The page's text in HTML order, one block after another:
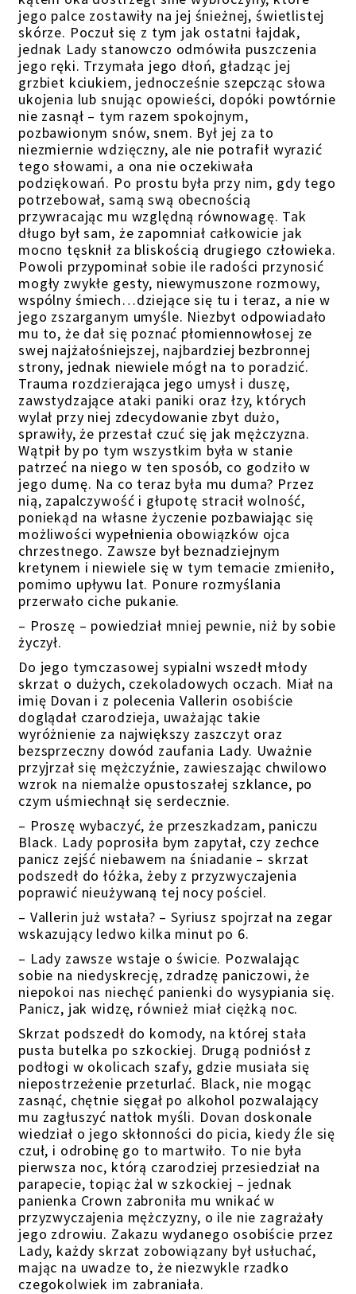
jego palce zostawiły na jej śnieżnej, świetlistej
skórze. Poczuł się z tym jak ostatni łajdak,
jednak Lady stanowczo odmówiła puszczenia
jego ręki. Trzymała jego dłoń, gładząc jej
grzbiet kciukiem, jednocześnie szepcząc słowa
ukojenia lub snując opowieści, dopóki powtórnie
nie zasnął – tym razem spokojnym,
pozbawionym snów, snem. Był jej za to
niezmiernie wdzięczny, ale nie potrafił wyrazić
tego słowami, a ona nie oczekiwała
podziękowań. Po prostu była przy nim, gdy tego
potrzebował, samą swą obecnością
przywracając mu względną równowagę. Tak
długo był sam, że zapomniał całkowicie jak
mocno tęsknił za bliskością drugiego człowieka.
Powoli przypominał sobie ile radości przynosić
mogły zwykłe gesty, niewymuszone rozmowy,
wspólny śmiech…dziejące się tu i teraz, a nie w
jego zszarganym umyśle. Niezbyt odpowiadało
mu to, że dał się poznać płomiennowłosej ze
swej najżałośniejszej, najbardziej bezbronnej
strony, jednak niewiele mógł na to poradzić.
Trauma rozdzierająca jego umysł i duszę,
zawstydzające ataki paniki oraz łzy, których
wylał przy niej zdecydowanie zbyt dużo,
sprawiły, że przestał czuć się jak mężczyzna.
Wątpił by po tym wszystkim była w stanie
patrzeć na niego w ten sposób, co godziło w
jego dumę. Na co teraz była mu duma? Przez
nią, zapalczywość i głupotę stracił wolność,
poniekąd na własne życzenie pozbawiając się
możliwości wypełnienia obowiązków ojca
chrzestnego. Zawsze był beznadziejnym
kretynem i niewiele się w tym temacie zmieniło,
pomimo upływu lat. Ponure rozmyślania
przerwało ciche pukanie.
– Proszę – powiedział mniej pewnie, niż by sobie
życzył.
Do jego tymczasowej sypialni wszedł młody
skrzat o dużych, czekoladowych oczach. Miał na
imię Dovan i z polecenia Vallerin osobiście
doglądał czarodzieja, uważając takie
wyróżnienie za największy zaszczyt oraz
bezsprzeczny dowód zaufania Lady. Uważnie
przyjrzał się mężczyźnie, zawieszając chwilowo
wzrok na niemalże opustoszałej szklance, po
czym uśmiechnął się serdecznie.
– Proszę wybaczyć, że przeszkadzam, paniczu
Black. Lady poprosiła bym zapytał, czy zechce
panicz zejść niebawem na śniadanie – skrzat
podszedł do łóżka, żeby z przyzwyczajenia
poprawić nieużywaną tej nocy pościel.
– Vallerin już wstała? – Syriusz spojrzał na zegar
wskazujący ledwo kilka minut po 6.
– Lady zawsze wstaje o świcie. Pozwalając
sobie na niedyskrecję, zdradzę paniczowi, że
niepokoi nas niechęć panienki do wysypiania się.
Panicz, jak widzę, również miał ciężką noc.
Skrzat podszedł do komody, na której stała
pusta butelka po szkockiej. Drugą podniósł z
podłogi w okolicach szafy, gdzie musiała się
niepostrzeżenie przeturlać. Black, nie mogąc
zasnąć, chętnie sięgał po alkohol pozwalający
mu zagłuszyć natłok myśli. Dovan doskonale
wiedział o jego skłonności do picia, kiedy źle się
czuł, i odrobinę go to martwiło. To nie była
pierwsza noc, którą czarodziej przesiedział na
parapecie, topiąc żal w szkockiej – jednak
panienka Crown zabroniła mu wnikać w
przyzwyczajenia mężczyzny, o ile nie zagrażały
jego zdrowiu. Zakazu wydanego osobiście przez
Lady, każdy skrzat zobowiązany był usłuchać,
mając na uwadze to, że niezwykle rzadko
czegokolwiek im zabraniała.